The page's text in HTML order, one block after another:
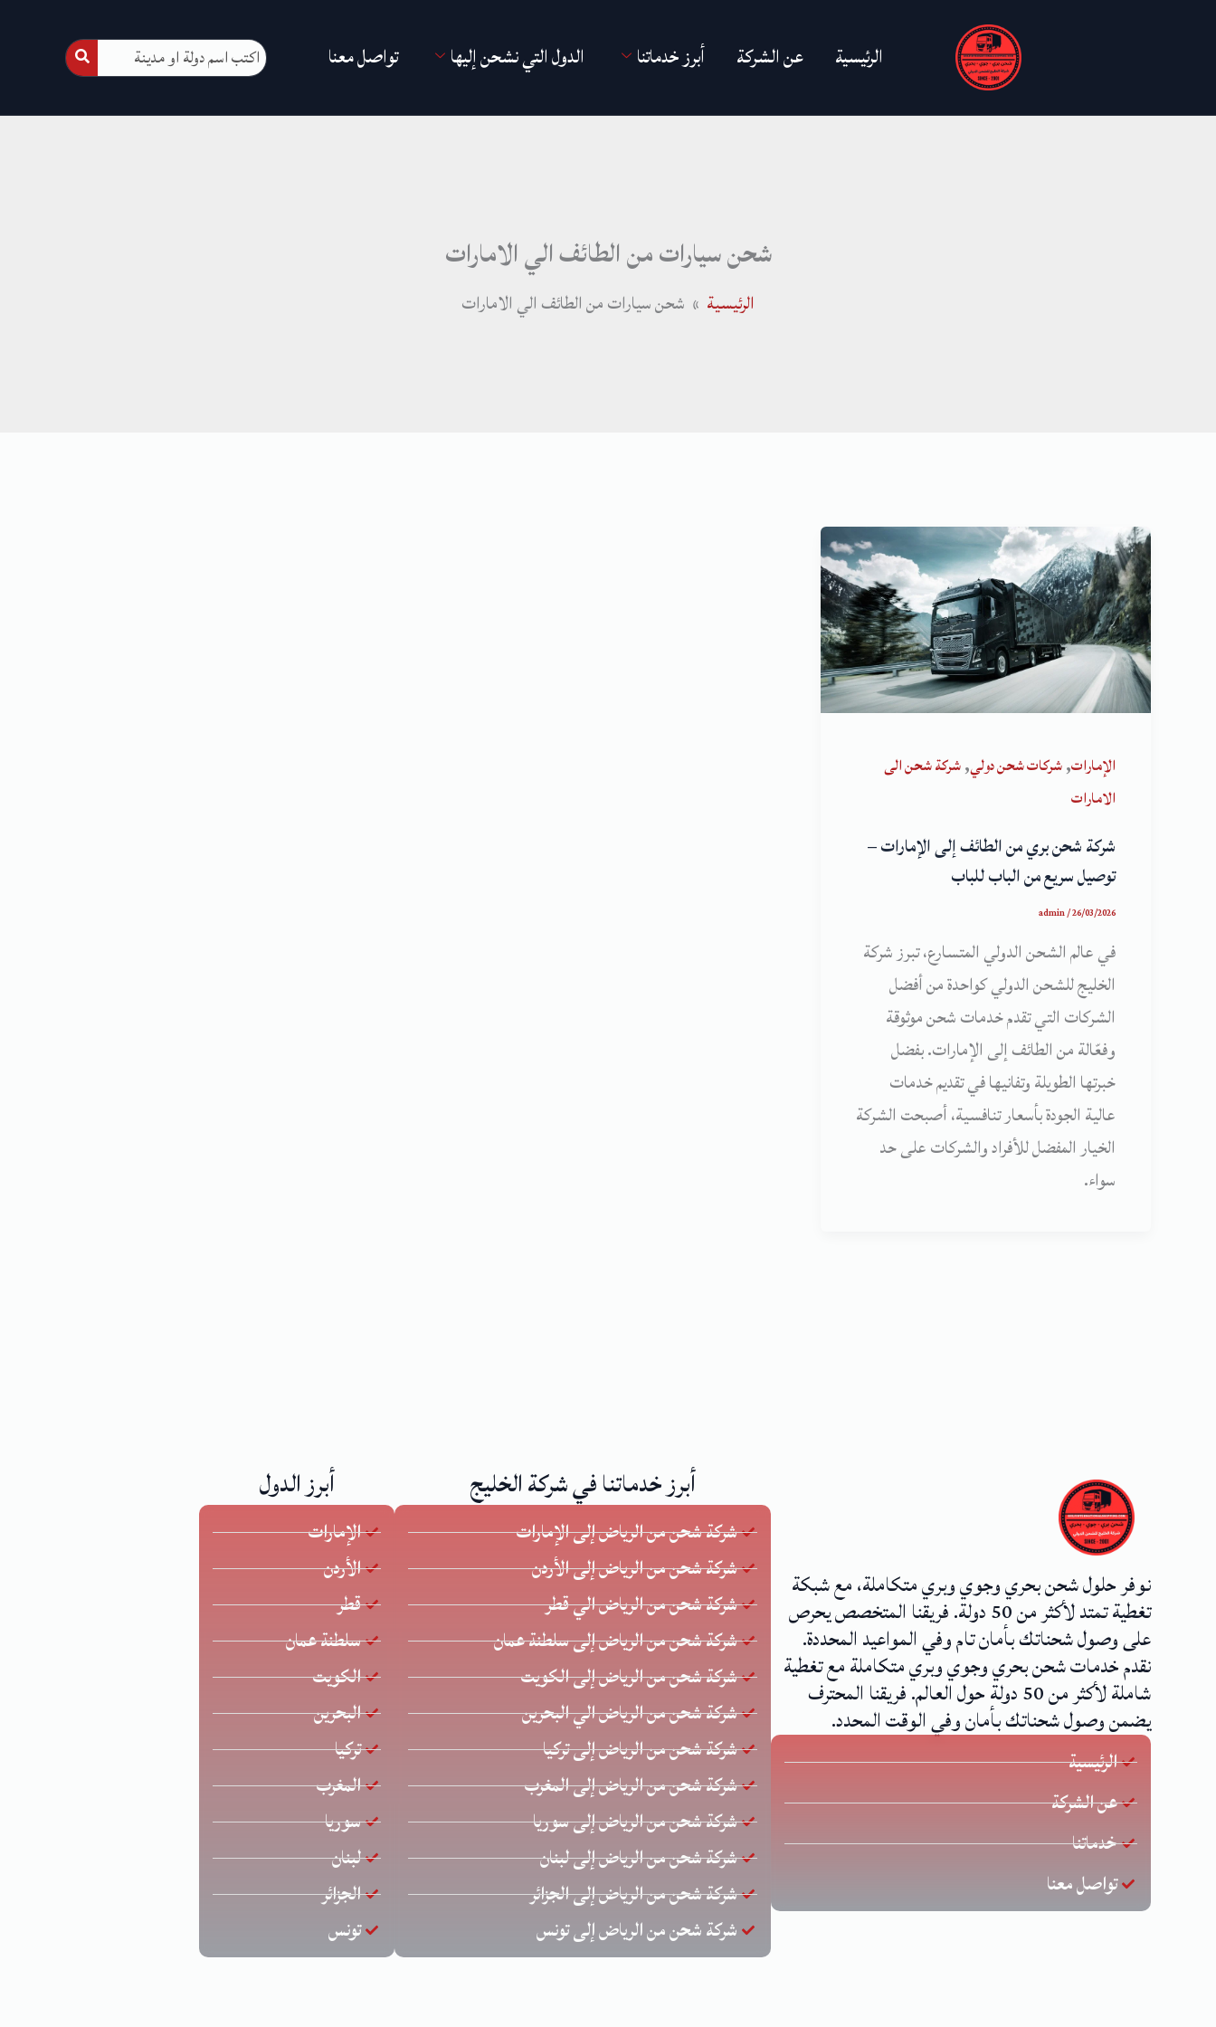
الرئيسية عن الشركة أبرز خدماتنا الدول التي نشحن إليها تواصل معنا
شحن سيارات من الطائف الي الامارات
الرئيسية شحن سيارات من الطائف الي الامارات
الإمارات,شركات شحن دولي,شركة شحن الى
الامارات
شركة شحن بري من الطائف إلى الإمارات –
توصيل سريع من الباب للباب
admin/26/03/2026
في عالم الشحن الدولي المتسارع، تبرز شركة
الخليج للشحن الدولي كواحدة من أفضل
الشركات التي تقدم خدمات شحن موثوقة
وفعّالة من الطائف إلى الإمارات. بفضل
خبرتها الطويلة وتفانيها في تقديم خدمات
عالية الجودة بأسعار تنافسية، أصبحت الشركة
الخيار المفضل للأفراد والشركات على حد
سواء.
نوفر حلول شحن بحري وجوي وبري متكاملة، مع شبكة
تغطية تمتد لأكثر من 50 دولة. فريقنا المتخصص يحرص
على وصول شحناتك بأمان تام وفي المواعيد المحددة.
نقدم خدمات شحن بحري وجوي وبري متكاملة مع تغطية
شاملة لأكثر من 50 دولة حول العالم. فريقنا المحترف
يضمن وصول شحناتك بأمان وفي الوقت المحدد.
الرئيسية
عن الشركة
خدماتنا
تواصل معنا
أبرز خدماتنا في شركة الخليج
شركة شحن من الرياض إلى الإمارات
شركة شحن من الرياض إلى الأردن
شركة شحن من الرياض الي قطر
شركة شحن من الرياض إلى سلطنة عمان
شركة شحن من الرياض إلى الكويت
شركة شحن من الرياض الي البحرين
شركة شحن من الرياض إلى تركيا
شركة شحن من الرياض إلى المغرب
شركة شحن من الرياض إلى سوريا
شركة شحن من الرياض إلى لبنان
شركة شحن من الرياض إلى الجزائر
شركة شحن من الرياض إلى تونس
أبرز الدول
الإمارات
الأردن
قطر
سلطنة عمان
الكويت
البحرين
تركيا
المغرب
سوريا
لبنان
الجزائر
تونس